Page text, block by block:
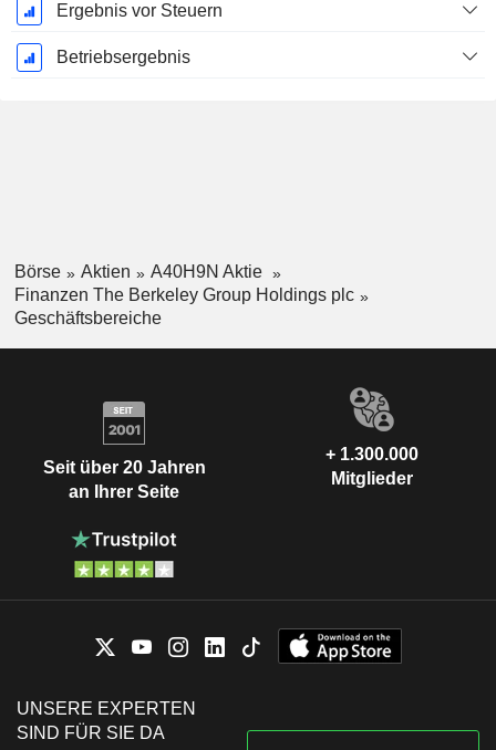
Ergebnis vor Steuern
Betriebsergebnis
Börse Aktien
A40H9N Aktie
Finanzen The Berkeley Group Holdings plc
Geschäftsbereiche
Seit über 20 Jahren
an Ihrer Seite
+ 1.300.000
Mitglieder
UNSERE EXPERTEN
SIND FÜR SIE DA